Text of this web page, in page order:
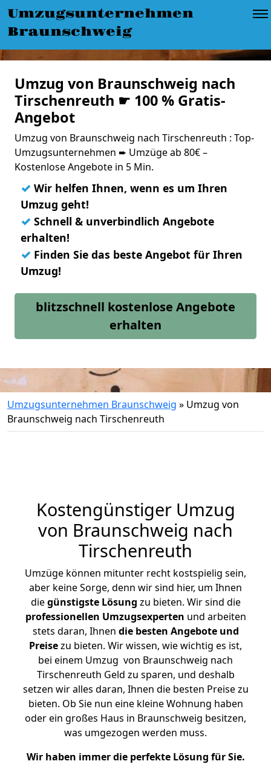
Umzugsunternehmen
Braunschweig
Umzug von Braunschweig nach
Tirschenreuth ☛ 100 % Gratis-
Angebot
Umzug von Braunschweig nach Tirschenreuth : Top-
Umzugsunternehmen ➨ Umzüge ab 80€ –
Kostenlose Angebote in 5 Min.
✓ Wir helfen Ihnen, wenn es um Ihren
Umzug geht!
✓ Schnell & unverbindlich Angebote
erhalten!
✓ Finden Sie das beste Angebot für Ihren
Umzug!
blitzschnell kostenlose Angebote
erhalten
Umzugsunternehmen Braunschweig » Umzug von
Braunschweig nach Tirschenreuth
Kostengünstiger Umzug
von Braunschweig nach
Tirschenreuth
Umzüge können mitunter recht kostspielig sein,
aber keine Sorge, denn wir sind hier, um Ihnen
diegünstigste Lösung zu bieten. Wir sind die
professionellen Umzugsexperten und arbeiten
stets daran, Ihnen die besten Angebote und
Preisezu bieten. Wir wissen, wie wichtig es ist,
bei einem Umzug von Braunschweig nach
Tirschenreuth Geld zu sparen, und deshalb
setzen wir alles daran, Ihnen die besten Preise zu
bieten. Ob Sie nun eine kleine Wohnung haben
oder ein großes Haus in Braunschweig besitzen,
was umgezogen werden muss.
Wir haben immer die perfekte Lösung für Sie.